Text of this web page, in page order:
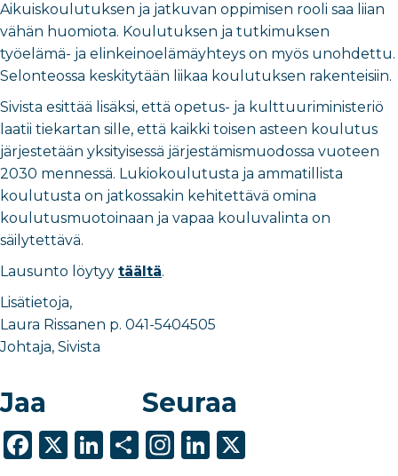
Aikuiskoulutuksen ja jatkuvan oppimisen rooli saa liian
vähän huomiota. Koulutuksen ja tutkimuksen
työelämä- ja elinkeinoelämäyhteys on myös unohdettu.
Selonteossa keskitytään liikaa koulutuksen rakenteisiin.
Sivista esittää lisäksi, että opetus- ja kulttuuriministeriö
laatii tiekartan sille, että kaikki toisen asteen koulutus
järjestetään yksityisessä järjestämismuodossa vuoteen
2030 mennessä. Lukiokoulutusta ja ammatillista
koulutusta on jatkossakin kehitettävä omina
koulutusmuotoinaan ja vapaa kouluvalinta on
säilytettävä.
Lausunto löytyy täältä.
Lisätietoja,
Laura Rissanen p. 041-5404505
Johtaja, Sivista
Jaa
F
X
Li S
Seuraa
In Li